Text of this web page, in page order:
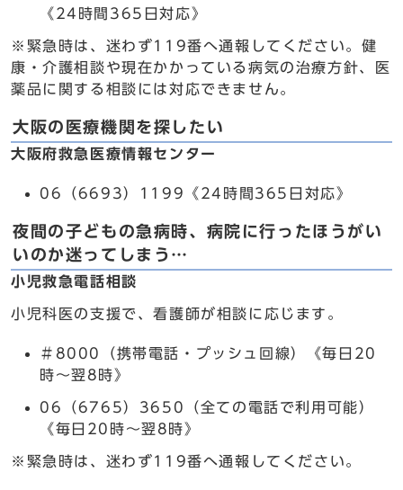
《24時間365日対応》
※緊急時は、迷わず119番へ通報してください。健
康・介護相談や現在かかっている病気の治療方針、医
薬品に関する相談には対応できません。
大阪の医療機関を探したい
大阪府救急医療情報センター
06（6693）1199《24時間365日対応》
夜間の子どもの急病時、病院に行ったほうがい
いのか迷ってしまう…
小児救急電話相談
小児科医の支援で、看護師が相談に応じます。
＃8000（携帯電話・プッシュ回線）《毎日20
時～翌8時》
06（6765）3650（全ての電話で利用可能）
《毎日20時～翌8時》
※緊急時は、迷わず119番へ通報してください。